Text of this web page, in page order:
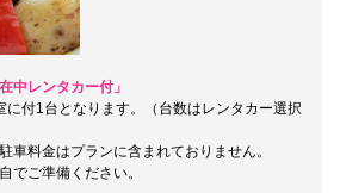
中レンタカー付」
に付1台となります。（台数はレンタカー選択
車料金はプランに含まれておりません。
でご準備ください。